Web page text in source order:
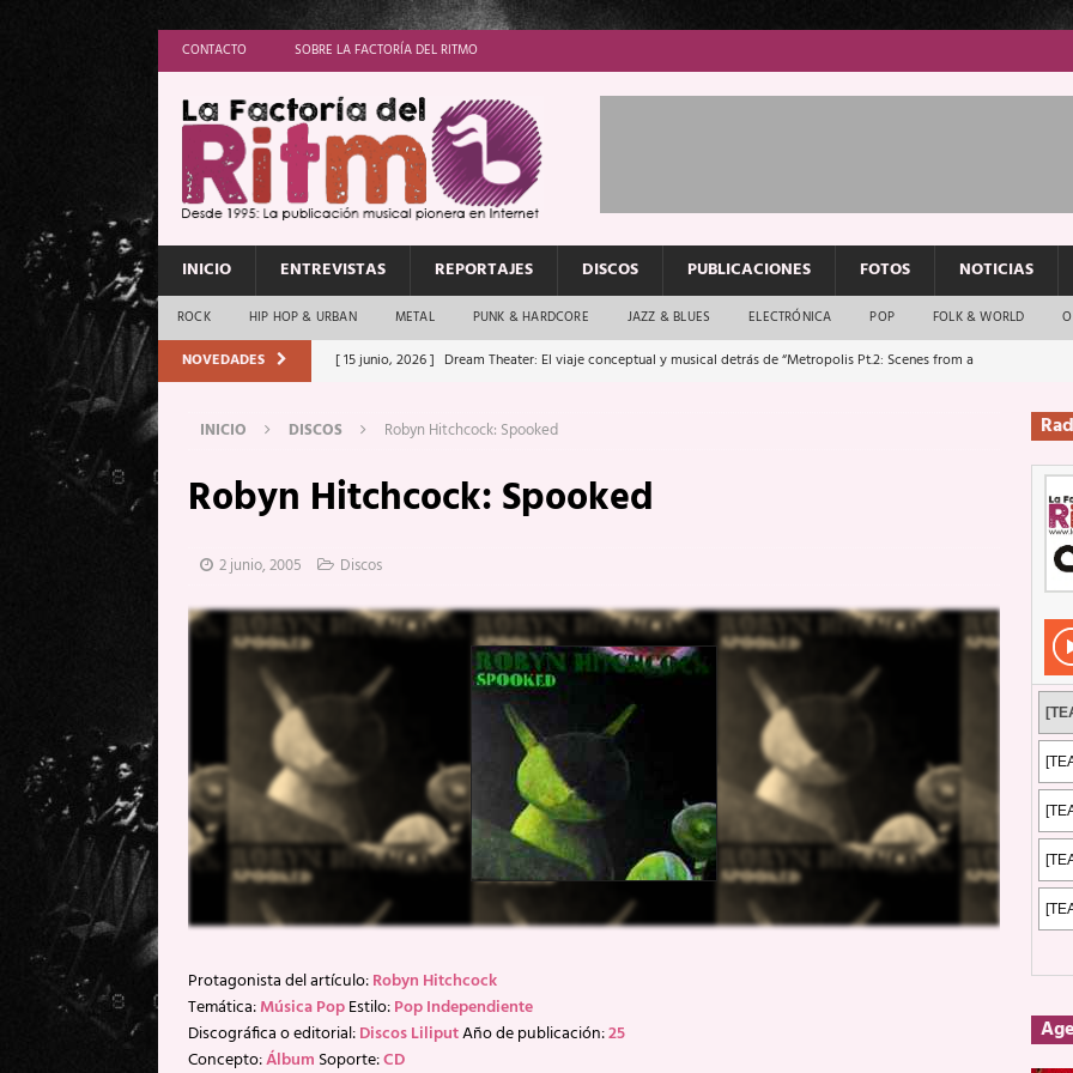
CONTACTO SOBRE LA FACTORÍA DEL RITMO
INICIO ENTREVISTAS REPORTAJES DISCOS PUBLICACIONES FOTOS NOTICIAS
ROCK HIP HOP & URBAN METAL PUNK & HARDCORE JAZZ & BLUES ELECTRÓNICA POP FOLK & WORLD
NOVEDADES [ 15 junio, 2026 ] Dream Theater: El viaje conceptual y musical detrás de “Metropolis Pt.2: Scenes from a
[ 11 junio, 2026 ] Vamos Con Todo: El rock urbano sigue en buenas manos
[ 1 junio, 2026 ]
Ave Exsilyum, los que van a escucharte te saludan
Iron Maiden: Música y arte que forjaron un mito
[ 20 mayo, 2026 ]
[ 17 mayo, 2026 ] Fito & Fitipaldis: 2 de mayo de 2026 en Fuengirola
FOTOS
[ 17 mayo, 2026 ]
Fito & Fitipaldis: Su ‘aullido’ retumbó ferozmente en Fuengirola.
REPORTAJES
[ 5 agosto, 2026 ]
Florent Gorges: La historia de Nintendo Vol. 2 PUBLICACIONES
INICIO DISCOS Robyn Hitchcock: Spooked
Robyn Hitchcock: Spooked
2 junio, 2005 Discos
Protagonista del artículo:Robyn Hitchcock
Temática:Música PopEstilo:Pop Independiente
Discográfica o editorial:Discos LiliputAño de publicación:25
Concepto:Álbum Soporte:CD